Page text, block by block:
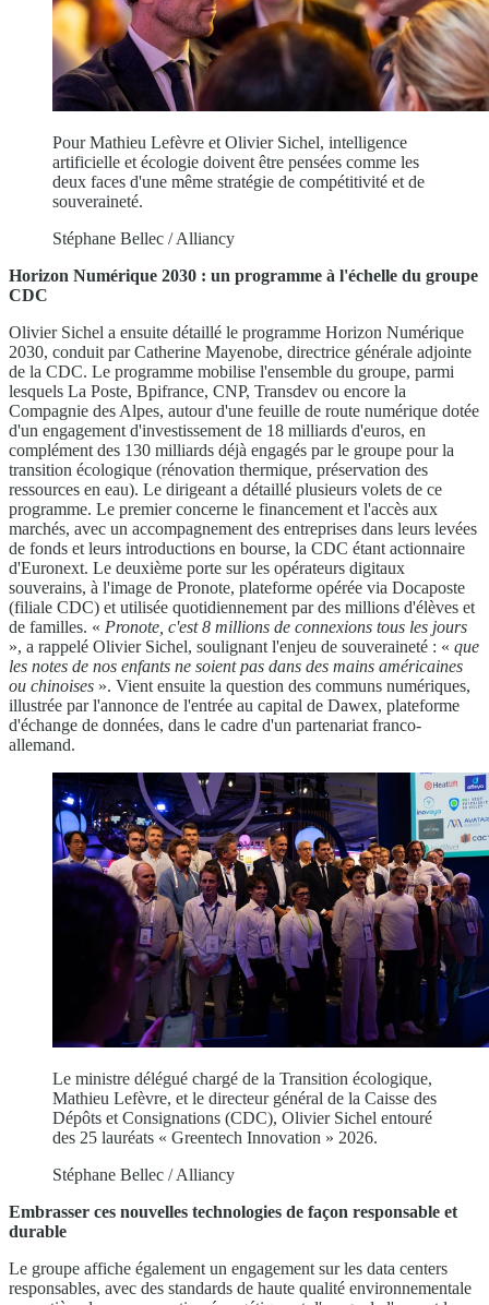
Pour Mathieu Lefèvre et Olivier Sichel, intelligence
artificielle et écologie doivent être pensées comme les
deux faces d'une même stratégie de compétitivité et de
souveraineté.
Stéphane Bellec / Alliancy
Horizon Numérique 2030 : un programme à l'échelle du groupe
CDC
Olivier Sichel a ensuite détaillé le programme Horizon Numérique
2030, conduit par Catherine Mayenobe, directrice générale adjointe
de la CDC. Le programme mobilise l'ensemble du groupe, parmi
lesquels La Poste, Bpifrance, CNP, Transdev ou encore la
Compagnie des Alpes, autour d'une feuille de route numérique dotée
d'un engagement d'investissement de 18 milliards d'euros, en
complément des 130 milliards déjà engagés par le groupe pour la
transition écologique (rénovation thermique, préservation des
ressources en eau). Le dirigeant a détaillé plusieurs volets de ce
programme. Le premier concerne le financement et l'accès aux
marchés, avec un accompagnement des entreprises dans leurs levées
de fonds et leurs introductions en bourse, la CDC étant actionnaire
d'Euronext. Le deuxième porte sur les opérateurs digitaux
souverains, à l'image de Pronote, plateforme opérée via Docaposte
(filiale CDC) et utilisée quotidiennement par des millions d'élèves et
de familles. « Pronote, c'est 8 millions de connexions tous les jours
», a rappelé Olivier Sichel, soulignant l'enjeu de souveraineté : « que
les notes de nos enfants ne soient pas dans des mains américaines
ou chinoises ». Vient ensuite la question des communs numériques,
illustrée par l'annonce de l'entrée au capital de Dawex, plateforme
d'échange de données, dans le cadre d'un partenariat franco-
allemand.
Le ministre délégué chargé de la Transition écologique,
Mathieu Lefèvre, et le directeur général de la Caisse des
Dépôts et Consignations (CDC), Olivier Sichel entouré
des 25 lauréats « Greentech Innovation » 2026.
Stéphane Bellec / Alliancy
Embrasser ces nouvelles technologies de façon responsable et
durable
Le groupe affiche également un engagement sur les data centers
responsables, avec des standards de haute qualité environnementale